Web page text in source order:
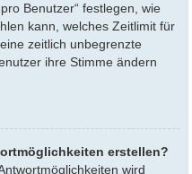
Benutzer“ festlegen, wie
kann, welches Zeitlimit für
zeitlich unbegrenzte
ihre Stimme ändern
erstellen?
wird